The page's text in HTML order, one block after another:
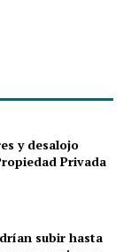
y desalojo
Privada
subir hasta